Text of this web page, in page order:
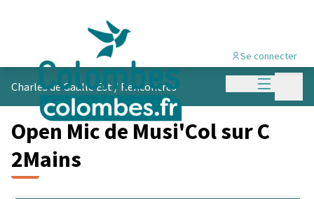
Menu
Se connecter
Charles de Gaulle Est/ Rencontres
Open Mic de Musi'Col sur C
2Mains